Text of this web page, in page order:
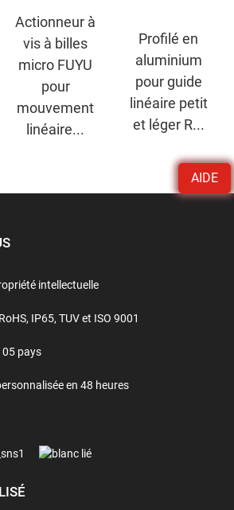
AIDE
Actionneur à
vis à billes
micro FUYU
pour
mouvement
linéaire...
Profilé en
aluminium
pour guide
linéaire petit
et léger R...
intellectuelle
IP65, TUV et ISO 9001
pays
en 48 heures